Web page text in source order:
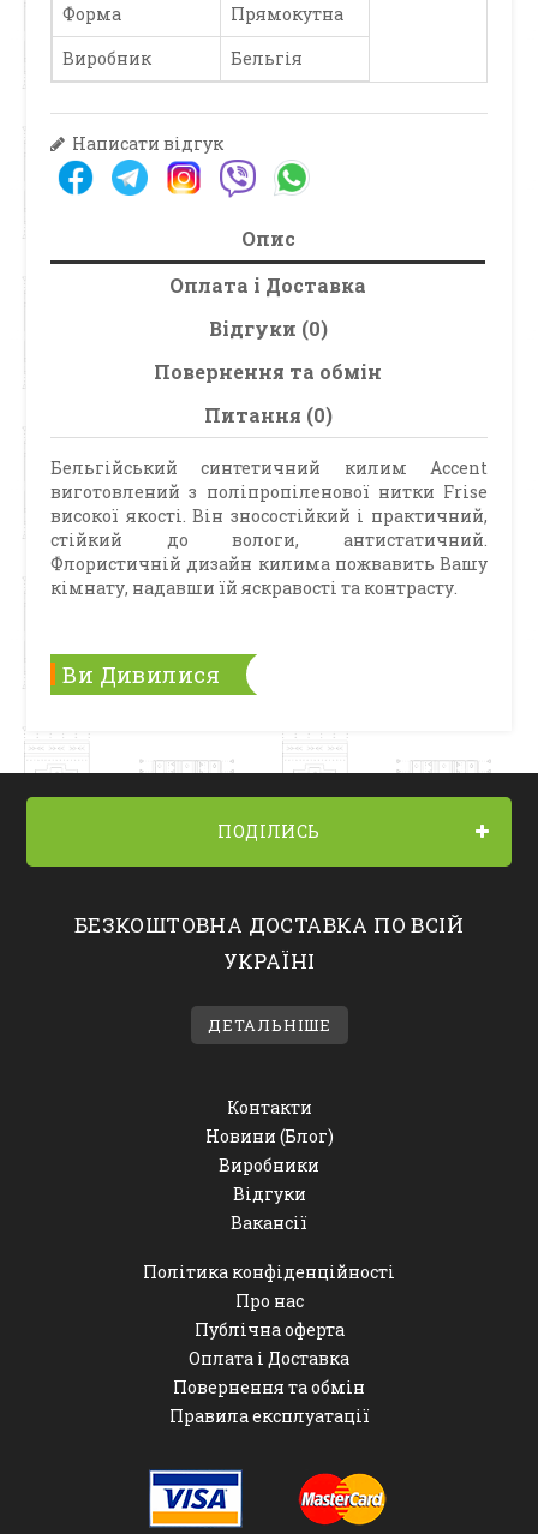
Форма
Прямокутна
Виробник
Бельгія
Написати відгук
Опис
Оплата і Доставка
Відгуки (0)
Повернення та обмін
Питання (0)
Бельгійський синтетичний килим Accent
виготовлений з поліпропіленової нитки Frise
високої якості. Він зносостійкий і практичний,
стійкий до вологи, антистатичний.
Флористичній дизайн килима пожвавить Вашу
кімнату, надавши їй яскравості та контрасту.
Ви Дивилися
ПОДІЛИСЬ
БЕЗКОШТОВНА ДОСТАВКА ПО ВСІЙ
УКРАЇНІ
ДЕТАЛЬНІШЕ
Контакти
Новини (Блог)
Виробники
Відгуки
Вакансії
Політика конфіденційності
Про нас
Публічна оферта
Оплата і Доставка
Повернення та обмін
Правила експлуатації